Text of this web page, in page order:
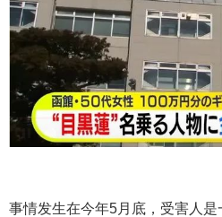
事情发生在今年5月底，受害人